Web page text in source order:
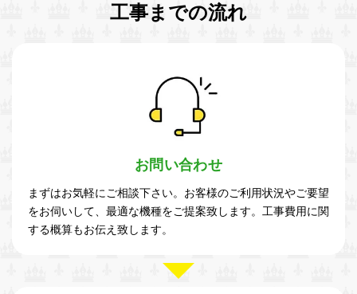
工事までの流れ
お問い合わせ
まずはお気軽にご相談下さい。お客様のご利用状況やご要望
をお伺いして、最適な機種をご提案致します。工事費用に関
する概算もお伝え致します。